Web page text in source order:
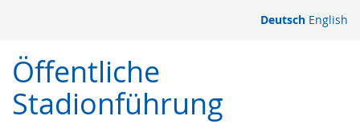
springen
Deutsch English
Öffentliche
Stadionführung